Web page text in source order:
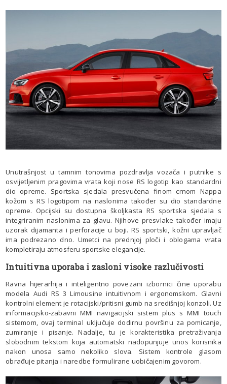
Unutrašnjost u tamnim tonovima pozdravlja vozača i putnike s
osvijetljenim pragovima vrata koji nose RS logotip kao standardni
dio opreme. Sportska sjedala presvučena finom crnom Nappa
kožom s RS logotipom na naslonima također su dio standardne
opreme. Opcijski su dostupna školjkasta RS sportska sjedala s
integriranim naslonima za glavu. Njihove presvlake također imaju
uzorak dijamanta i perforacije u boji. RS sportski, kožni upravljač
ima podrezano dno. Umetci na prednjoj ploči i oblogama vrata
kompletiraju atmosferu sportske elegancije.
Intuitivna uporaba i zasloni visoke razlučivosti
Ravna hijerarhija i inteligentno povezani izbornici čine uporabu
modela Audi RS 3 Limousine intuitivnom i ergonomskom. Glavni
kontrolni element je rotacijski/pritisni gumb na središnjoj konzoli. Uz
informacijsko-zabavni MMI navigacijski sistem plus s MMI touch
sistemom, ovaj terminal uključuje dodirnu površinu za pomicanje,
zumiranje i pisanje. Nadalje, tu je korakteristika pretraživanja
slobodnim tekstom koja automatski nadopunjuje unos korisnika
nakon unosa samo nekoliko slova. Sistem kontrole glasom
obrađuje pitanja i naredbe formulirane uobičajenim govorom.